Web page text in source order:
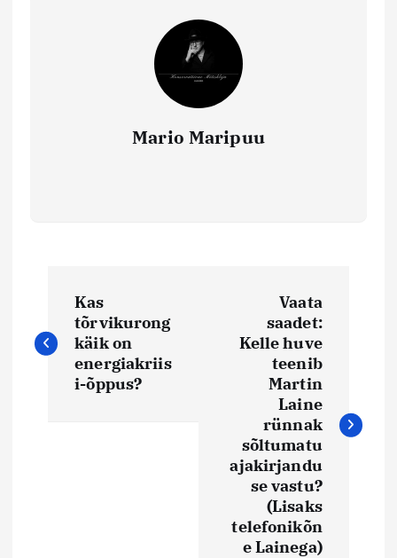
Mario Maripuu
a
Kas
tõrvikurong
käik on
energiakriis
i-õppus?
Vaata
saadet:
Kelle huve
teenib
Martin
Laine
rünnak
sõltumatu
ajakirjandu
se vastu?
(Lisaks
telefonikõn
e Lainega)